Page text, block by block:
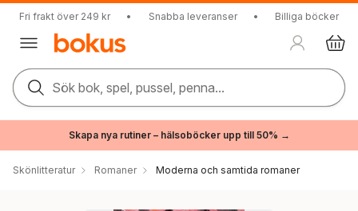
Fri frakt över 249 kr • Snabba leveranser • Billiga böcker
Sök bok, spel, pussel, penna...
Skapa nya rutiner – hälsoböcker upp till 50% →
Skönlitteratur Romaner Moderna och samtida romaner